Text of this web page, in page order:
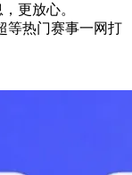
更放心。
等热门赛事一网打